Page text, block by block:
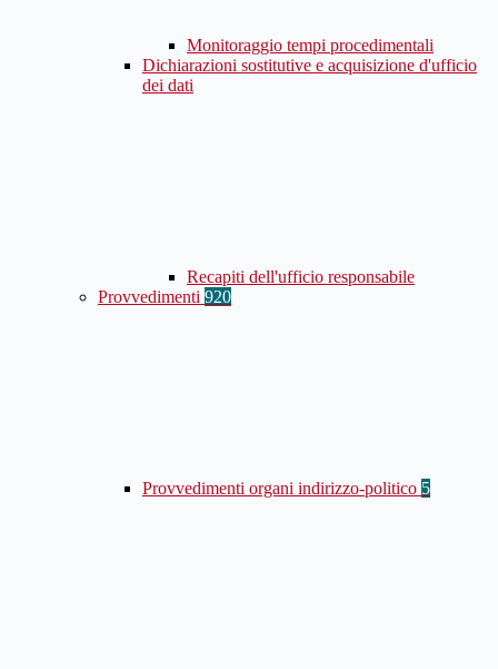
Monitoraggio tempi procedimentali
Dichiarazioni sostitutive e acquisizione d'ufficio
dei dati
Recapiti dell'ufficio responsabile
Provvedimenti 920
Provvedimenti organi indirizzo-politico 5